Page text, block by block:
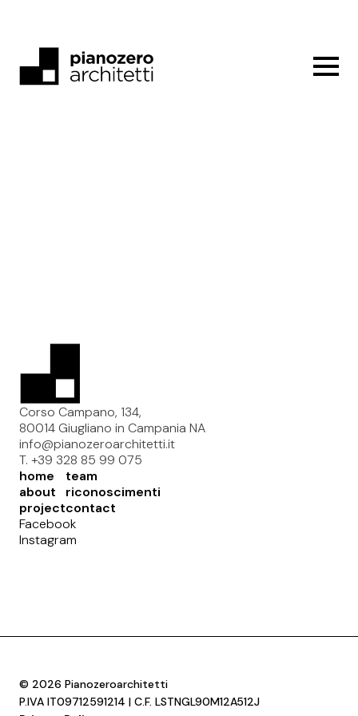
Corso Campano, 134,
80014 Giugliano in Campania NA
info@pianozeroarchitetti.it
T. +39 328 85 99 075
home
about
project
team
riconoscimenti
contact
Facebook
Instagram
© 2026 Pianozeroarchitetti
P.IVA IT09712591214 | C.F. LSTNGL90M12A512J